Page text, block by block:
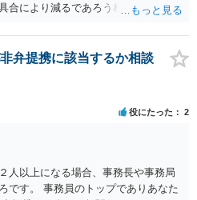
合により減るであろう相手方の将来
れている通り、最寄りの弁護士に相
弁提携に該当するか相談
役にたった 2
人以上になる場合、事務長や事務局
です。 事務員のトップでありあなた